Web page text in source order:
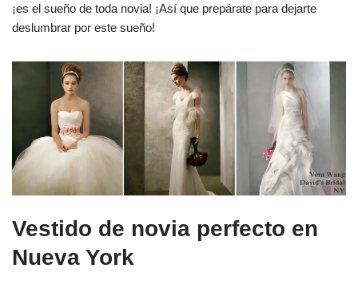
¡es el sueño de toda novia! ¡Así que prepárate para dejarte
deslumbrar por este sueño!
Vestido de novia perfecto en
Nueva York